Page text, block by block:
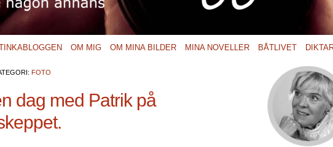
OM MIG OM MINA BILDER MINA NOVELLER BÅTLIVET
FOTO
dag med Patrik på